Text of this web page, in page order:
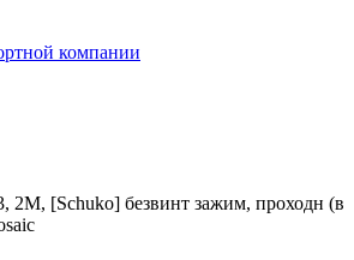
компании
2М, [Schuko] безвинт зажим, проходн (в